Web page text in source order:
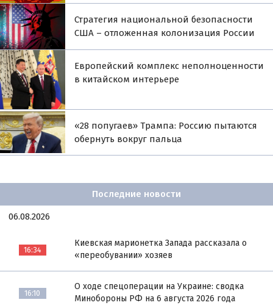
Стратегия национальной безопасности
США – отложенная колонизация России
Европейский комплекс неполноценности
в китайском интерьере
«28 попугаев» Трампа: Россию пытаются
обернуть вокруг пальца
Последние новости
06.08.2026
16:34
Киевская марионетка Запада рассказала о
«переобувании» хозяев
16:10
О ходе спецоперации на Украине: сводка
Минобороны РФ на 6 августа 2026 года